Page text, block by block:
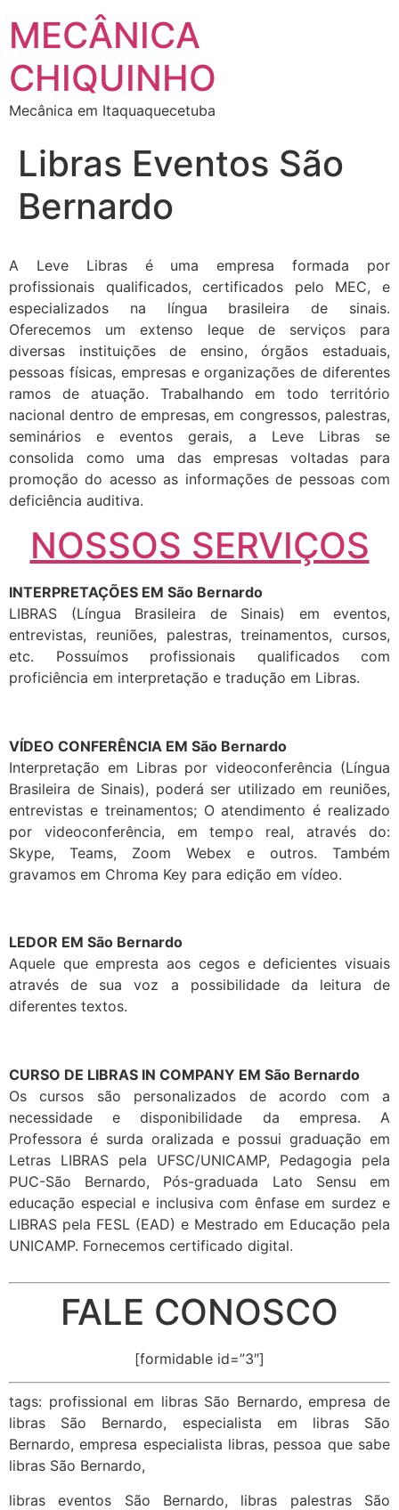
MECÂNICA
CHIQUINHO
Mecânica em Itaquaquecetuba
Libras Eventos São
Bernardo
A Leve Libras é uma empresa formada por
profissionais qualificados, certificados pelo MEC, e
especializados na língua brasileira de sinais.
Oferecemos um extenso leque de serviços para
diversas instituições de ensino, órgãos estaduais,
pessoas físicas, empresas e organizações de diferentes
ramos de atuação. Trabalhando em todo território
nacional dentro de empresas, em congressos, palestras,
seminários e eventos gerais, a Leve Libras se
consolida como uma das empresas voltadas para
promoção do acesso as informações de pessoas com
deficiência auditiva.
NOSSOS SERVIÇOS
INTERPRETAÇÕES EM São Bernardo
LIBRAS (Língua Brasileira de Sinais) em eventos,
entrevistas, reuniões, palestras, treinamentos, cursos,
etc. Possuímos profissionais qualificados com
proficiência em interpretação e tradução em Libras.
VÍDEO CONFERÊNCIA EM São Bernardo
Interpretação em Libras por videoconferência (Língua
Brasileira de Sinais), poderá ser utilizado em reuniões,
entrevistas e treinamentos; O atendimento é realizado
por videoconferência, em tempo real, através do:
Skype, Teams, Zoom Webex e outros. Também
gravamos em Chroma Key para edição em vídeo.
LEDOR EM São Bernardo
Aquele que empresta aos cegos e deficientes visuais
através de sua voz a possibilidade da leitura de
diferentes textos.
CURSO DE LIBRAS IN COMPANY EM São Bernardo
Os cursos são personalizados de acordo com a
necessidade e disponibilidade da empresa. A
Professora é surda oralizada e possui graduação em
Letras LIBRAS pela UFSC/UNICAMP, Pedagogia pela
PUC-São Bernardo, Pós-graduada Lato Sensu em
educação especial e inclusiva com ênfase em surdez e
LIBRAS pela FESL (EAD) e Mestrado em Educação pela
UNICAMP. Fornecemos certificado digital.
FALE CONOSCO
[formidable id=”3″]
tags: profissional em libras São Bernardo, empresa de
libras São Bernardo, especialista em libras São
Bernardo, empresa especialista libras, pessoa que sabe
libras São Bernardo,
libras eventos São Bernardo, libras palestras São